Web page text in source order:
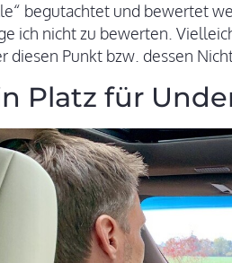
begutachtet und bewertet
ich nicht zu bewerten.
diesen Punkt bzw. dessen
Platz für